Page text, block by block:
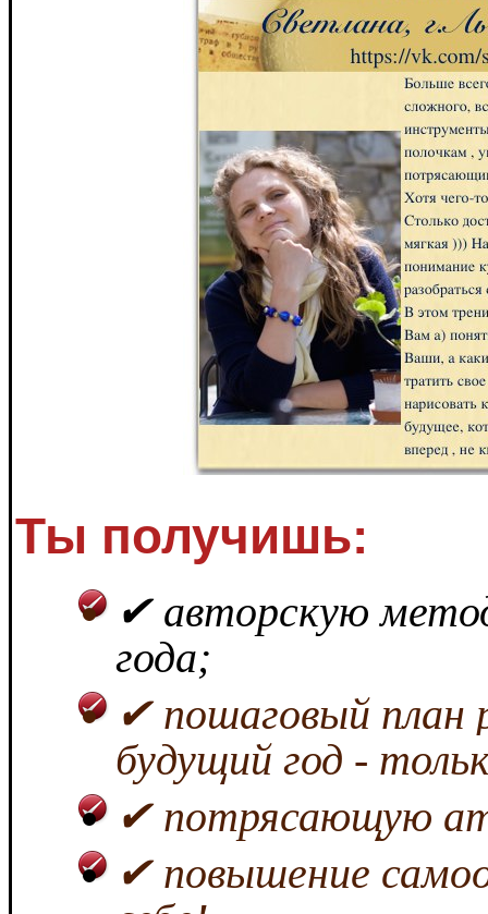
Ты получишь:
✔ авторскую
года;
✔ пошаговый план
будущий год -
✔ потрясающую
✔ повышение